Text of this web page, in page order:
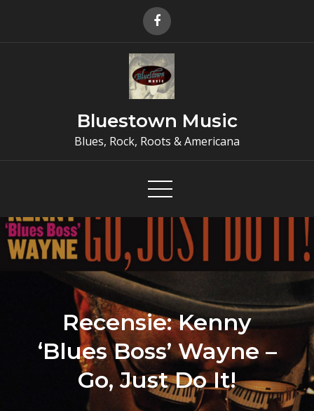
Bluestown Music
Blues, Rock, Roots & Americana
Recensie: Kenny
‘Blues Boss’ Wayne –
Go, Just Do It!